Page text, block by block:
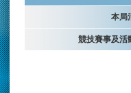
本局
競技賽事及活